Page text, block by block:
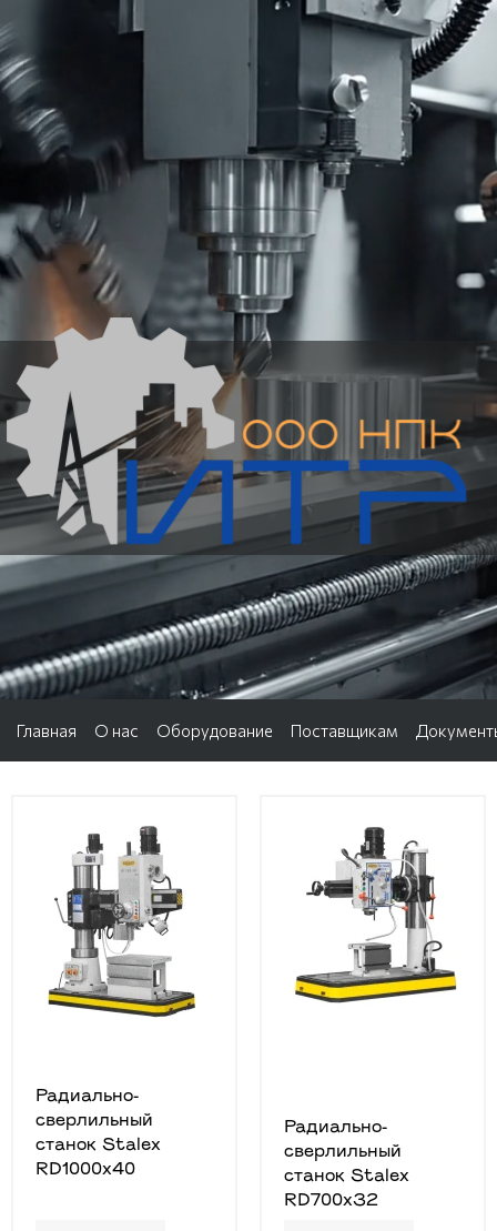
Главная О нас Оборудование Поставщикам
Радиально-
сверлильный
станок Stalex
RD1000x40
Радиально-
сверлильный
станок Stalex
RD700x32